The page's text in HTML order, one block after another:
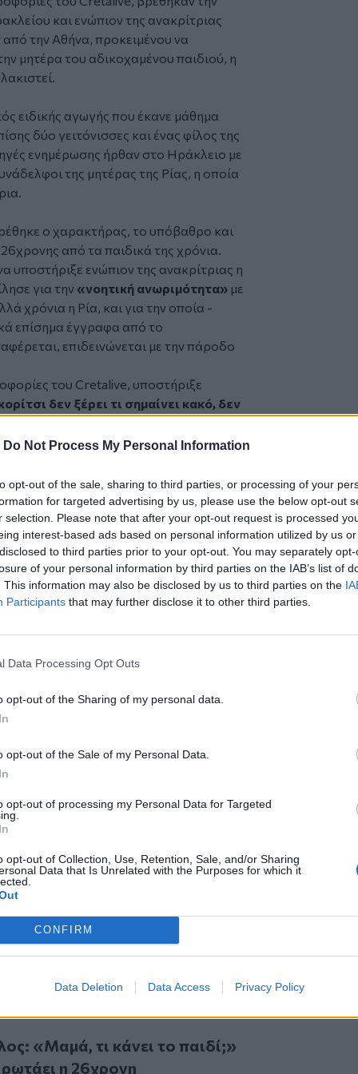
Do Not Process My Personal Information
opt-out of the sale, sharing to third parties, or processing of your
for targeted advertising by us, please use the below opt-out
selection. Please note that after your opt-out request is processed
interest-based ads based on personal information utilized by us
to third parties prior to your opt-out. You may separately
of your personal information by third parties on the IAB’s list of
This information may also be disclosed by us to third parties on the
Participants that may further disclose it to other third parties.
Data Processing Opt Outs
opt-out of the Sharing of my personal data.
opt-out of the Sale of my Personal Data.
opt-out of processing my Personal Data for Targeted
opt-out of Collection, Use, Retention, Sale, and/or Sharing
Data that Is Unrelated with the Purposes for which it
CONFIRM
Data Deletion Data Access Privacy Policy
και ενώπιον της ανακρίτριας
από την Αθήνα, προκειμένου να
μητέρα του αδικοχαμένου παιδιού, η
ειδικής αγωγής που έκανε μάθημα
δύο γειτόνισσες και ένας φίλος της
ενημέρωσης ήρθαν στο Ηράκλειο με
της μητέρας της Ρίας, η οποία
ο χαρακτήρας, το υπόβαθρο και
από τα παιδικά της χρόνια.
υποστήριξε ενώπιον της ανακρίτριας η
για την «νοητική ανωριμότητα» με
χρόνια η Ρία, και για την οποία -
επίσημα έγγραφα από το
επιδεινώνεται με την πάροδο
του Cretalive, υποστήριξε
δεν ξέρει τι σημαίνει κακό, δεν
της, έχει άγνοια κινδύνου και δεν
ακόμα και όταν είναι σε
η περιγραφή των δικαστικών Αρχών για την άγρια
Σοκάρει η περιγραφή των
για την άγρια κακοποίηση
στη ζωή, φέρεται να δυσκολεύεται να
Ακόμα και όταν ενημερώθηκε ότι θα
, εμφανίστηκε και πάλι να μην
Όλη της η
στάση
, από την
υπόθεση μέχρι την σύλληψη
χαρακτηριστεί
του Άγγελου
κληθεί προκειμένου να απολογηθεί
και ο βιολογικός πατέρας
οι πληροφορίες του Cretalive,
βιντεοληπτικό υλικό που έχει
Το υλικό αυτό φέρεται να έχει ληφθεί
που η 26χρονη, μαζί με το παιδί,
για να συγκατοικήσει με τον
προφυλακιστεί.
τι κάνει το παιδί;» εξακολουθεί να ρωτάει η 26χρονη
«Μαμά, τι κάνει το παιδί;»
η 26χρονη